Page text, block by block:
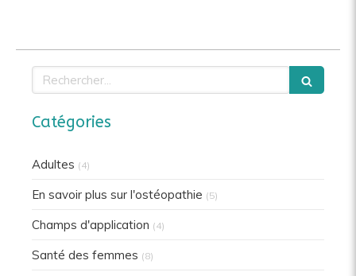
Rechercher
Catégories
Adultes (4)
En savoir plus sur l'ostéopathie (5)
Champs d'application (4)
Santé des femmes (8)